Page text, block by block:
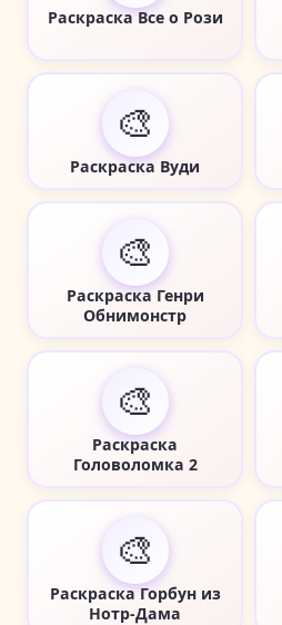
Раскраска Все о Рози
🎨
Раскраска Вуди
🎨
Раскраска Генри
Обнимонстр
🎨
Раскраска
Головоломка 2
🎨
Раскраска Горбун из
Нотр-Дама